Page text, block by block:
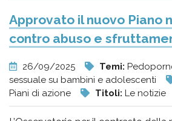
Approvato il nuovo Piano
contro abuso e
26/09/2025 Temi:
sessuale su bambini e adolescenti
Piani di azione
Titoli: Le notizie